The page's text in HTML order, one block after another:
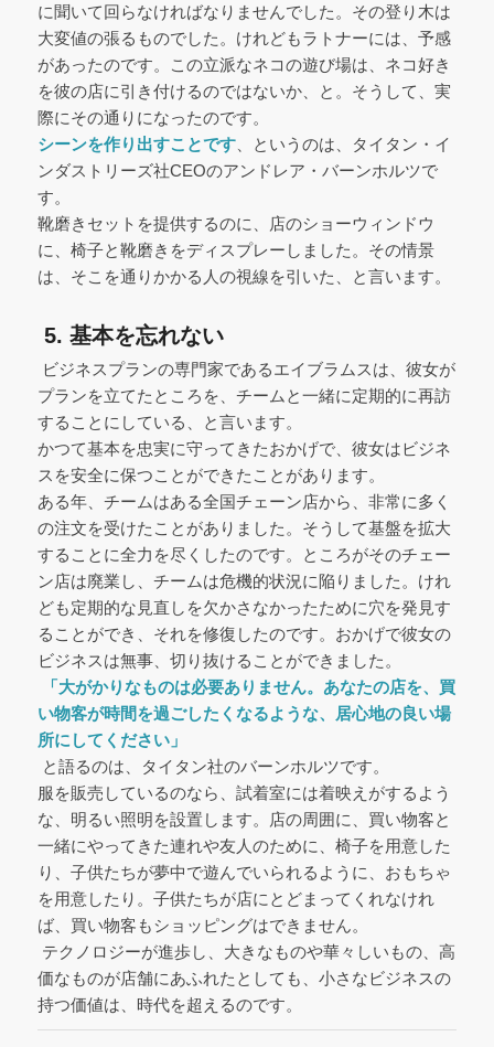
に聞いて回らなければなりませんでした。その登り木は
大変値の張るものでした。けれどもラトナーには、予感
があったのです。この立派なネコの遊び場は、ネコ好き
を彼の店に引き付けるのではないか、と。そうして、実
際にその通りになったのです。
シーンを作り出すことです、というのは、タイタン・イ
ンダストリーズ社CEOのアンドレア・バーンホルツで
す。
靴磨きセットを提供するのに、店のショーウィンドウ
に、椅子と靴磨きをディスプレーしました。その情景
は、そこを通りかかる人の視線を引いた、と言います。
5. 基本を忘れない
ビジネスプランの専門家であるエイブラムスは、彼女が
プランを立てたところを、チームと一緒に定期的に再訪
することにしている、と言います。
かつて基本を忠実に守ってきたおかげで、彼女はビジネ
スを安全に保つことができたことがあります。
ある年、チームはある全国チェーン店から、非常に多く
の注文を受けたことがありました。そうして基盤を拡大
することに全力を尽くしたのです。ところがそのチェー
ン店は廃業し、チームは危機的状況に陥りました。けれ
ども定期的な見直しを欠かさなかったために穴を発見す
ることができ、それを修復したのです。おかげで彼女の
ビジネスは無事、切り抜けることができました。
「大がかりなものは必要ありません。あなたの店を、買
い物客が時間を過ごしたくなるような、居心地の良い場
所にしてください」
と語るのは、タイタン社のバーンホルツです。
服を販売しているのなら、試着室には着映えがするよう
な、明るい照明を設置します。店の周囲に、買い物客と
一緒にやってきた連れや友人のために、椅子を用意した
り、子供たちが夢中で遊んでいられるように、おもちゃ
を用意したり。子供たちが店にとどまってくれなけれ
ば、買い物客もショッピングはできません。
テクノロジーが進歩し、大きなものや華々しいもの、高
価なものが店舗にあふれたとしても、小さなビジネスの
持つ価値は、時代を超えるのです。